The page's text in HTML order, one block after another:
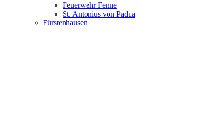
Feuerwehr Fenne
St. Antonius von Padua
Fürstenhausen